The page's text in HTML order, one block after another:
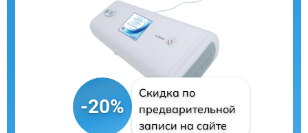
-20%
Скидка по
предварительной
записи на сайте